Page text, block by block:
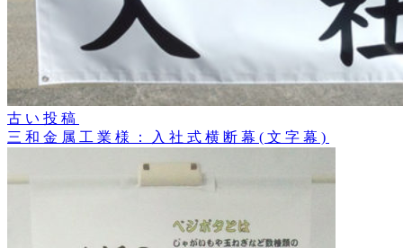
古い投稿
三和金属工業様：入社式横断幕(文字幕)